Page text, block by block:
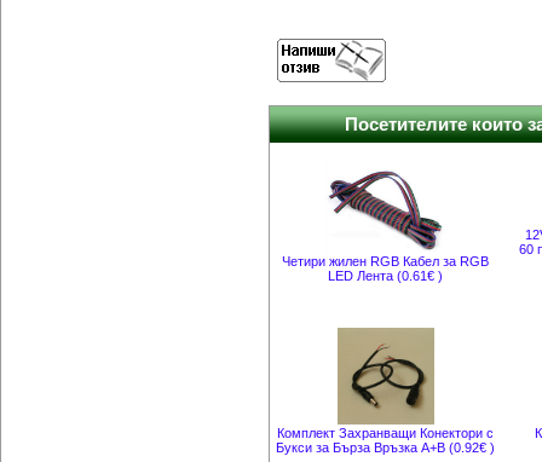
Посетителите които
Четири жилен RGB Кабел за RGB
LED Лента (0.61€ )
60
Комплект Захранващи Конектори с
Букси за Бърза Връзка A+B (0.92€ )